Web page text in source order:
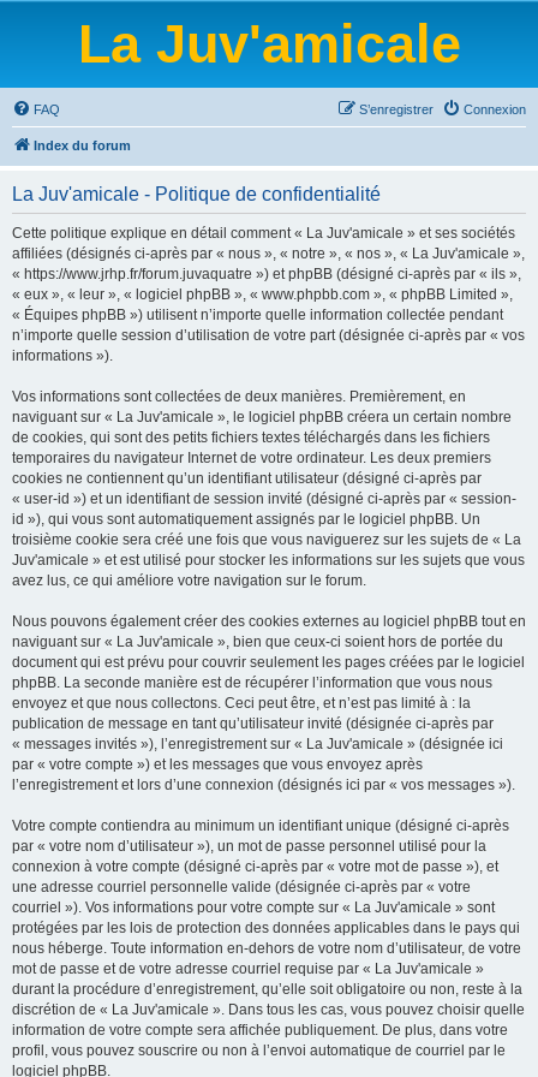
La Juv'amicale
FAQ Connexion
S’enregistrer
Index du forum
La Juv'amicale - Politique de confidentialité
Cette politique explique en détail comment « La Juv'amicale » et ses sociétés
affiliées (désignés ci-après par « nous », « notre », « nos », « La Juv'amicale »,
« https://www.jrhp.fr/forum.juvaquatre ») et phpBB (désigné ci-après par « ils »,
« eux », « leur », « logiciel phpBB », « www.phpbb.com », « phpBB Limited »,
« Équipes phpBB ») utilisent n’importe quelle information collectée pendant
n’importe quelle session d’utilisation de votre part (désignée ci-après par « vos
informations »).
Vos informations sont collectées de deux manières. Premièrement, en
naviguant sur « La Juv'amicale », le logiciel phpBB créera un certain nombre
de cookies, qui sont des petits fichiers textes téléchargés dans les fichiers
temporaires du navigateur Internet de votre ordinateur. Les deux premiers
cookies ne contiennent qu’un identifiant utilisateur (désigné ci-après par
« user-id ») et un identifiant de session invité (désigné ci-après par « session-
id »), qui vous sont automatiquement assignés par le logiciel phpBB. Un
troisième cookie sera créé une fois que vous naviguerez sur les sujets de « La
Juv'amicale » et est utilisé pour stocker les informations sur les sujets que vous
avez lus, ce qui améliore votre navigation sur le forum.
Nous pouvons également créer des cookies externes au logiciel phpBB tout en
naviguant sur « La Juv'amicale », bien que ceux-ci soient hors de portée du
document qui est prévu pour couvrir seulement les pages créées par le logiciel
phpBB. La seconde manière est de récupérer l’information que vous nous
envoyez et que nous collectons. Ceci peut être, et n’est pas limité à : la
publication de message en tant qu’utilisateur invité (désignée ci-après par
« messages invités »), l’enregistrement sur « La Juv'amicale » (désignée ici
par « votre compte ») et les messages que vous envoyez après
l’enregistrement et lors d’une connexion (désignés ici par « vos messages »).
Votre compte contiendra au minimum un identifiant unique (désigné ci-après
par « votre nom d’utilisateur »), un mot de passe personnel utilisé pour la
connexion à votre compte (désigné ci-après par « votre mot de passe »), et
une adresse courriel personnelle valide (désignée ci-après par « votre
courriel »). Vos informations pour votre compte sur « La Juv'amicale » sont
protégées par les lois de protection des données applicables dans le pays qui
nous héberge. Toute information en-dehors de votre nom d’utilisateur, de votre
mot de passe et de votre adresse courriel requise par « La Juv'amicale »
durant la procédure d’enregistrement, qu’elle soit obligatoire ou non, reste à la
discrétion de « La Juv'amicale ». Dans tous les cas, vous pouvez choisir quelle
information de votre compte sera affichée publiquement. De plus, dans votre
profil, vous pouvez souscrire ou non à l’envoi automatique de courriel par le
logiciel phpBB.